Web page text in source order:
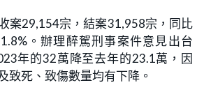
案29,154宗，結案31,958宗，同比
。辦理醉駕刑事案件意見出台
年的32萬降至去年的23.1萬，因
致死、致傷數量均有下降。